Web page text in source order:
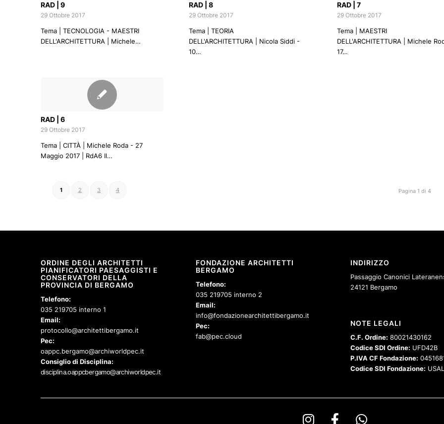
RAD | 9
29 Ottobre 2017
Tema | TECNOLOGIA - MAESTRI
DELL'ARCHITETTURA | Michele…
RAD | 8
29 Ottobre 2017
Tema | TEORIA
DELL'ARCHITETTURA | Nicola Siddi -
10…
RAD | 7
29 Ottobre 2017
Tema | MAESTRI
DELL'ARCHITETTURA | Michele
17…
RAD | 6
29 Ottobre 2017
Tema | CITTÀ | Michele Roda - 27
Maggio 2017 | RdA6 Il…
Pagina 1 di 4
1 2 3 4
ORDINE DEGLI ARCHITETTI
PIANIFICATORI PAESAGGISTI E
CONSERVATORI DELLA
PROVINCIA DI BERGAMO
Telefono:
035 219705 interno 1
Email:
protocollo@architettibergamo.it
Pec:
oappc.bergamo@archiworldpec.it
Consiglio di Disciplina:
disciplina.oappcbergamo@archiworldpec.it
FONDAZIONE ARCHITETTI
BERGAMO
Telefono:
035 219705 interno 2
Email:
info@fondazionearchitettibergamo.it
Pec:
fab@pec.cloud
INDIRIZZO
Passaggio Canonici
24121 Bergamo
NOTE LEGALI
C.F. Ordine: 80021430162
Codice SDI Ordine: UFD42B
P.IVA CF Fondazione:
Codice SDI Fondazione: